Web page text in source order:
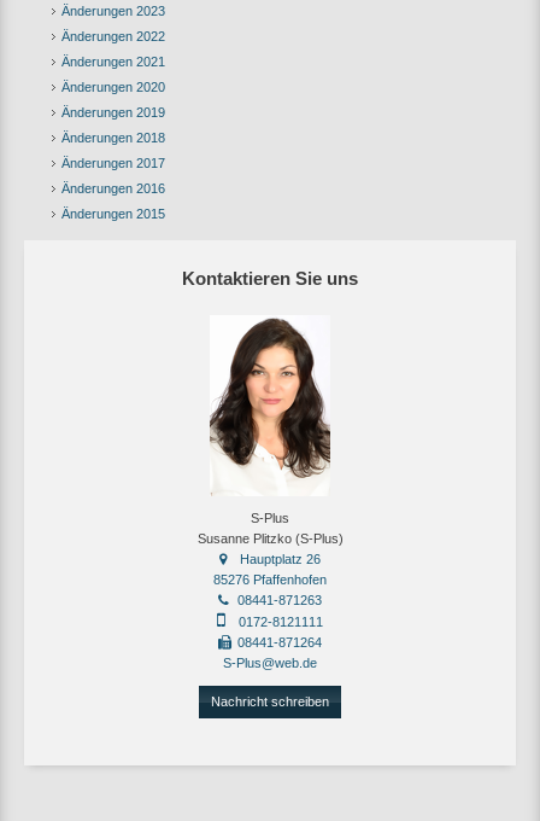
Änderungen 2023
Änderungen 2022
Änderungen 2021
Änderungen 2020
Änderungen 2019
Änderungen 2018
Änderungen 2017
Änderungen 2016
Änderungen 2015
Kontaktieren Sie uns
S-Plus
Susanne Plitzko (S-Plus)
Hauptplatz 26
85276 Pfaffenhofen
08441-871263
0172-8121111
08441-871264
S-Plus@web.de
Nachricht schreiben